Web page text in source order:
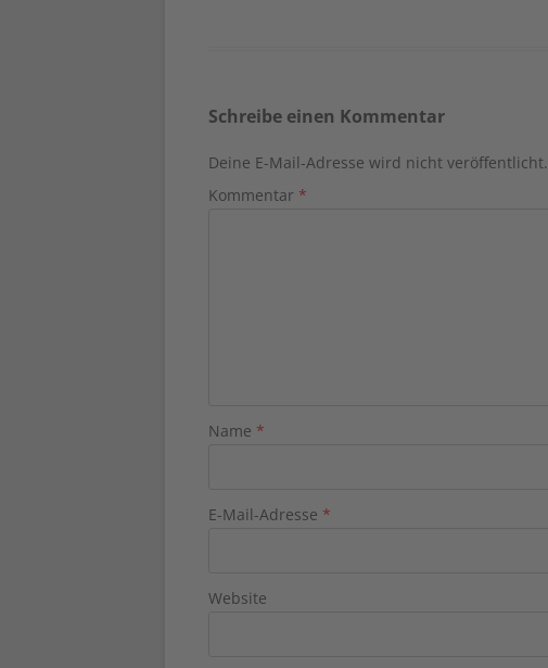
Schreibe einen Kommentar
Deine E-Mail-Adresse wird nicht veröffentlicht.
Kommentar *
Name *
E-Mail-Adresse *
Website